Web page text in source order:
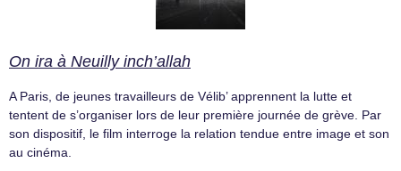
On ira à Neuilly inch’allah
A Paris, de jeunes travailleurs de Vélib’ apprennent la lutte et
tentent de s’organiser lors de leur première journée de grève. Par
son dispositif, le film interroge la relation tendue entre image et son
au cinéma.